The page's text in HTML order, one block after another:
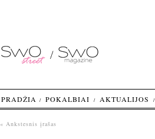
« Ankstesnis įrašas
PRADŽIA POKALBIAI AKTUALIJOS